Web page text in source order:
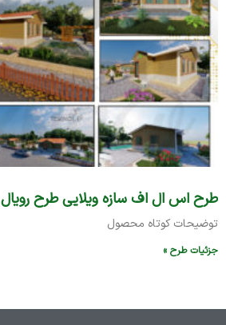
طرح اس ال اف سازه ویلایی طرح رویال ۱۰۱
توضیحات کوتاه محصول
جزئیات طرح »